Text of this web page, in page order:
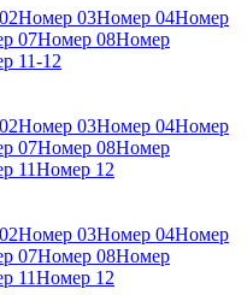
Номер 03Номер 04Номер
07Номер 08Номер
11-12
Номер 03Номер 04Номер
07Номер 08Номер
11Номер 12
Номер 03Номер 04Номер
07Номер 08Номер
11Номер 12